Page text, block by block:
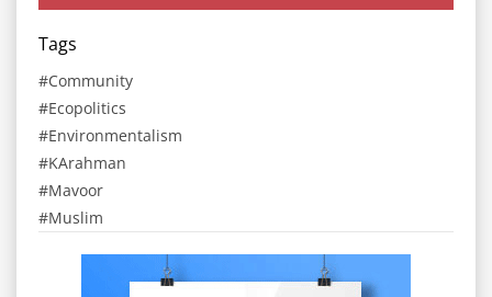
Tags
Community
Ecopolitics
Environmentalism
KArahman
Mavoor
Muslim